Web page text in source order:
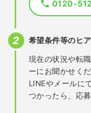
0120-
希望条件等のヒ
現在の状況や転
ーにお聞かせくだ
LINEやメールに
つかったら、応